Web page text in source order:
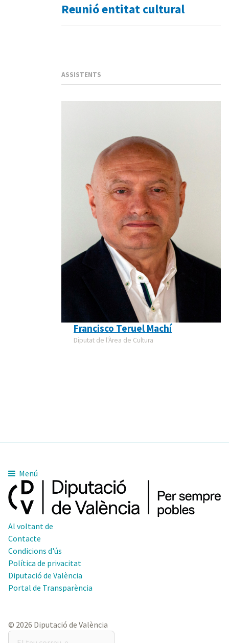
Reunió entitat cultural
ASSISTENTS
Francisco Teruel Machí
Diputat de l'Àrea de Cultura
Menú
Al voltant de
Contacte
Condicions d'ús
Política de privacitat
Diputació de València
Portal de Transparència
© 2026 Diputació de València